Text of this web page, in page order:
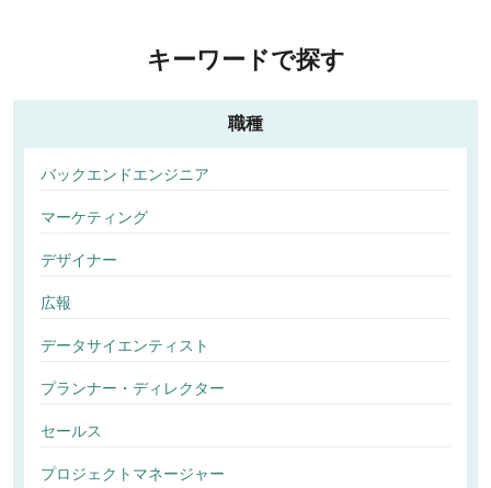
キーワードで探す
職種
バックエンドエンジニア
マーケティング
デザイナー
広報
データサイエンティスト
プランナー・ディレクター
セールス
プロジェクトマネージャー